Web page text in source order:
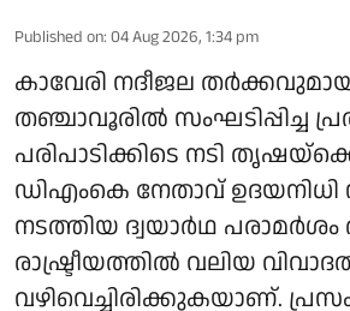
Published on: 04 Aug 2026, 1:34 pm
കാവേരി നദീജല
തഞ്ചാവൂരിൽ സംഘടിപ്പിച്ച
പരിപാടിക്കിടെ നടി
ഡിഎംകെ നേതാവ് ഉദയനിധി
നടത്തിയ ദ്വയാർഥ പരാമർശം
രാഷ്ട്രീയത്തിൽ വലിയ
വഴിവെച്ചിരിക്കുകയാണ്.